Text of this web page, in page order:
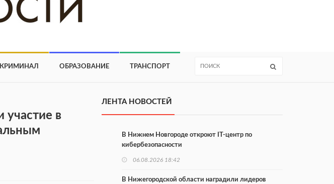
КРИМИНАЛ ОБРАЗОВАНИЕ ТРАНСПОРТ
участие в
ЛЕНТА НОВОСТЕЙ
В Нижнем Новгороде откроют IT-центр по
кибербезопасности
06.08.2026 18:42
В Нижегородской области наградили лидеров